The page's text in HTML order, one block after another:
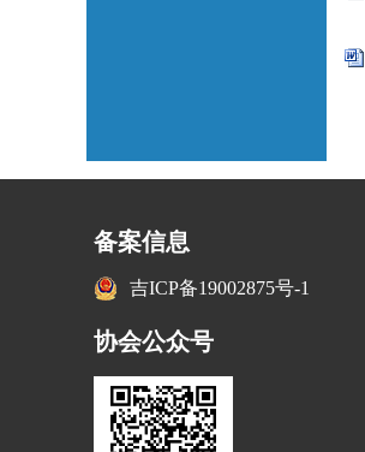
备案信息
吉ICP备19002875号-1
协会公众号